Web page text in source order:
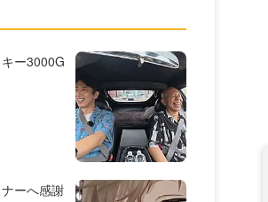
ー3000G
ーへ感謝